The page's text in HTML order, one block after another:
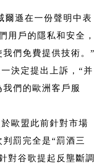
爾遜在一份聲明中表
用戶的隱私和安全，
們免費提供技術。”
決定提出上訴，“并
們的歐洲客戶服
歐盟此前針對市場
罰完全是“罰酒三
對谷歌提起反壟斷調